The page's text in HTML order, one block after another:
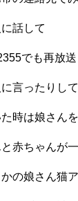
話して
でも再放
言ったりし
時は娘さん
赤ちゃんが
の娘さん猫